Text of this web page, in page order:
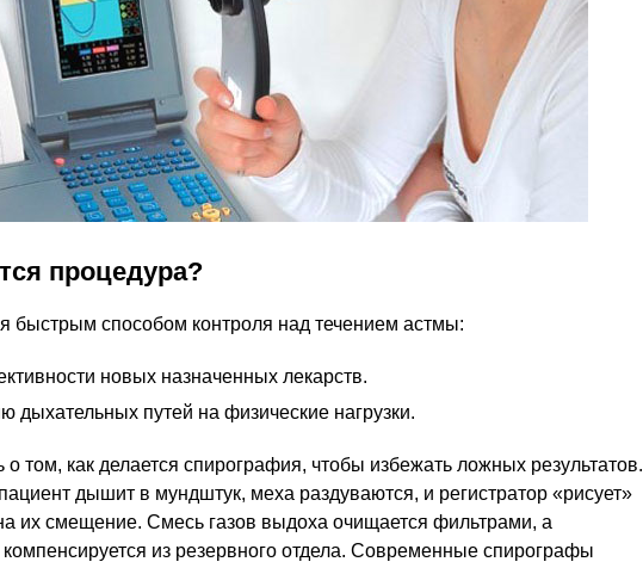
процедура?
быстрым способом контроля над течением астмы:
новых назначенных лекарств.
дыхательных путей на физические нагрузки.
том, как делается спирография, чтобы избежать ложных результатов.
дышит в мундштук, меха раздуваются, и регистратор «рисует»
их смещение. Смесь газов выдоха очищается фильтрами, а
из резервного отдела. Современные спирографы